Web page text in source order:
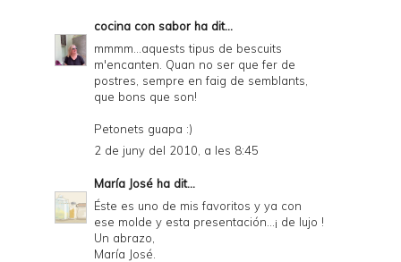
cocina con sabor ha dit...
mmmm...aquests tipus de bescuits
m'encanten. Quan no ser que fer de
postres, sempre en faig de semblants,
que bons que son!
Petonets guapa :)
2 de juny del 2010, a les 8:45
María José ha dit...
Éste es uno de mis favoritos y ya con
ese molde y esta presentación...¡ de lujo !
Un abrazo,
María José.